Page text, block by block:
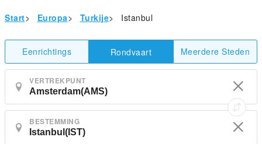
Start> Europa> Turkije> Istanbul
Eenrichtings Rondvaart Meerdere Steden
VERTREKPUNT
BESTEMMING